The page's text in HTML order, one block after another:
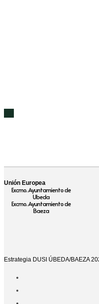
Unión Europea
Excmo. Ayuntamiento de
Ubeda
Excmo. Ayuntamiento de
Baeza
Estrategia DUSI ÚBEDA/BAEZA